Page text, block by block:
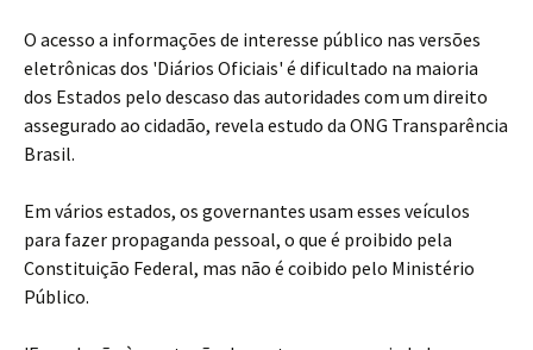
O acesso a informações de interesse público nas versões
eletrônicas dos 'Diários Oficiais' é dificultado na maioria
dos Estados pelo descaso das autoridades com um direito
assegurado ao cidadão, revela estudo da ONG Transparência
Brasil.
Em vários estados, os governantes usam esses veículos
para fazer propaganda pessoal, o que é proibido pela
Constituição Federal, mas não é coibido pelo Ministério
Público.